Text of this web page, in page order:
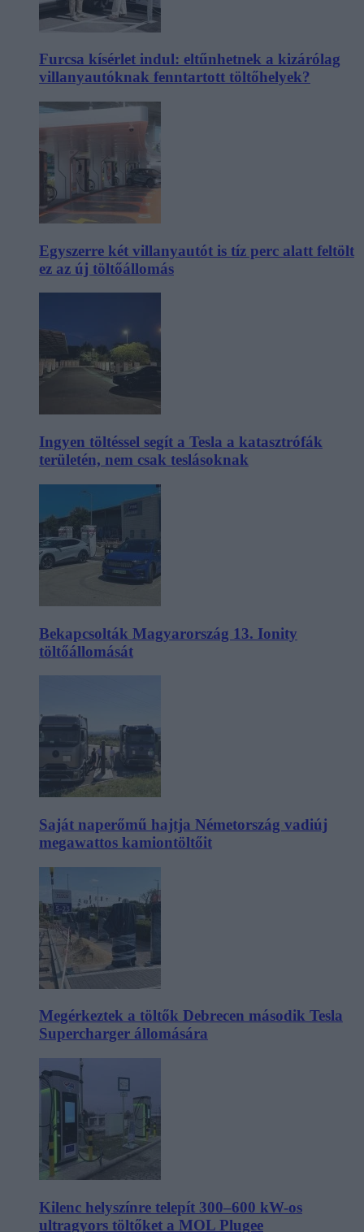
Furcsa kísérlet indul: eltűnhetnek a kizárólag
villanyautóknak fenntartott töltőhelyek?
Egyszerre két villanyautót is tíz perc alatt feltölt
ez az új töltőállomás
Ingyen töltéssel segít a Tesla a katasztrófák
területén, nem csak teslásoknak
Bekapcsolták Magyarország 13. Ionity
töltőállomását
Saját naperőmű hajtja Németország vadiúj
megawattos kamiontöltőit
Megérkeztek a töltők Debrecen második Tesla
Supercharger állomására
Kilenc helyszínre telepít 300–600 kW-os
ultragyors töltőket a MOL Plugee